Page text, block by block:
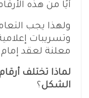
أيًا من هذه
ولهذا يجب
وتسريبات
معلنة لعقد
لماذا تختلف
الشكل ؟